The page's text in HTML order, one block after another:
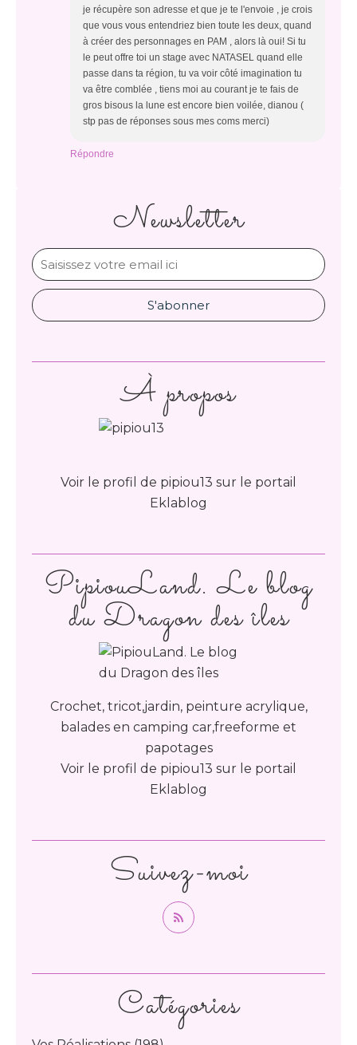
je récupère son adresse et que je te l'envoie , je crois
que vous vous entendriez bien toute les deux, quand
à créer des personnages en PAM , alors là oui! Si tu
le peut offre toi un stage avec NATASEL quand elle
passe dans ta région, tu va voir côté imagination tu
va être comblée , tiens moi au courant je te fais de
gros bisous la lune est encore bien voilée, dianou (
stp pas de réponses sous mes coms merci)
Répondre
Newsletter
Catégories
PipiouLand. Le blog
du Dragon des îles
Crochet, tricot,jardin, peinture acrylique,
balades en camping car,freeforme et
papotages
Voir le profil de pipiou13 sur le portail
Eklablog
Suivez-moi
À propos
Voir le profil de pipiou13 sur le portail
Eklablog